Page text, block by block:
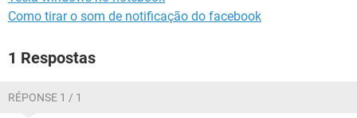
Como tirar o som de notificação do facebook
1 Respostas
RÉPONSE 1 / 1